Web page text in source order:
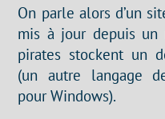
On parle alors d’un
mis à jour depuis
pirates stockent un
(un autre langage
pour Windows).